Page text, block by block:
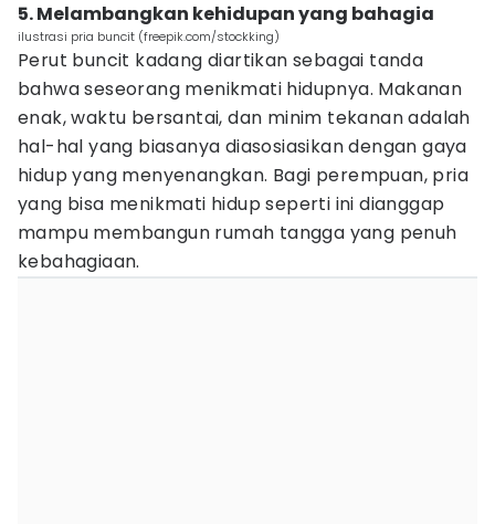
5. Melambangkan kehidupan yang bahagia
ilustrasi pria buncit (freepik.com/stockking)
Perut buncit kadang diartikan sebagai tanda
bahwa seseorang menikmati hidupnya. Makanan
enak, waktu bersantai, dan minim tekanan adalah
hal-hal yang biasanya diasosiasikan dengan gaya
hidup yang menyenangkan. Bagi perempuan, pria
yang bisa menikmati hidup seperti ini dianggap
mampu membangun rumah tangga yang penuh
kebahagiaan.